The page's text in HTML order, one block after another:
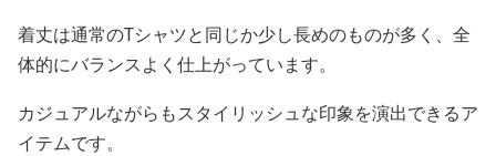
着丈は通常のTシャツと同じか少し長めのものが多く、全
体的にバランスよく仕上がっています。
カジュアルながらもスタイリッシュな印象を演出できるア
イテムです。